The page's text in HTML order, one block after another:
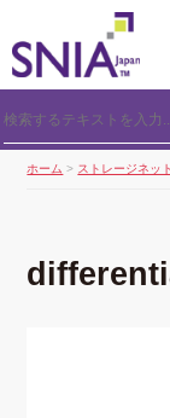
ホーム > ストレージネッ